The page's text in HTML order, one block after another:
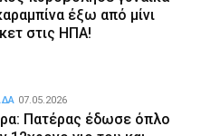
έξω από μίνι
στις ΗΠΑ!
Πατέρας έδωσε όπλο
07.05.2026